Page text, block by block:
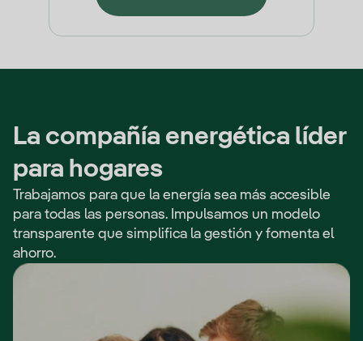
La compañía energética líder
para hogares
Trabajamos para que la energía sea más accesible
para todas las personas. Impulsamos un modelo
transparente que simplifica la gestión y fomenta el
ahorro.